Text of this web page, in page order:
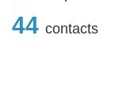
44 contacts